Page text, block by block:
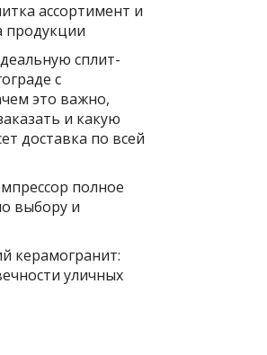
ассортимент и
продукции
сплит-
с
это важно,
и какую
доставка по всей
полное
выбору и
керамогранит:
уличных